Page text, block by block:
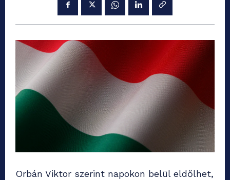
Orbán Viktor szerint napokon belül eldőlhet,